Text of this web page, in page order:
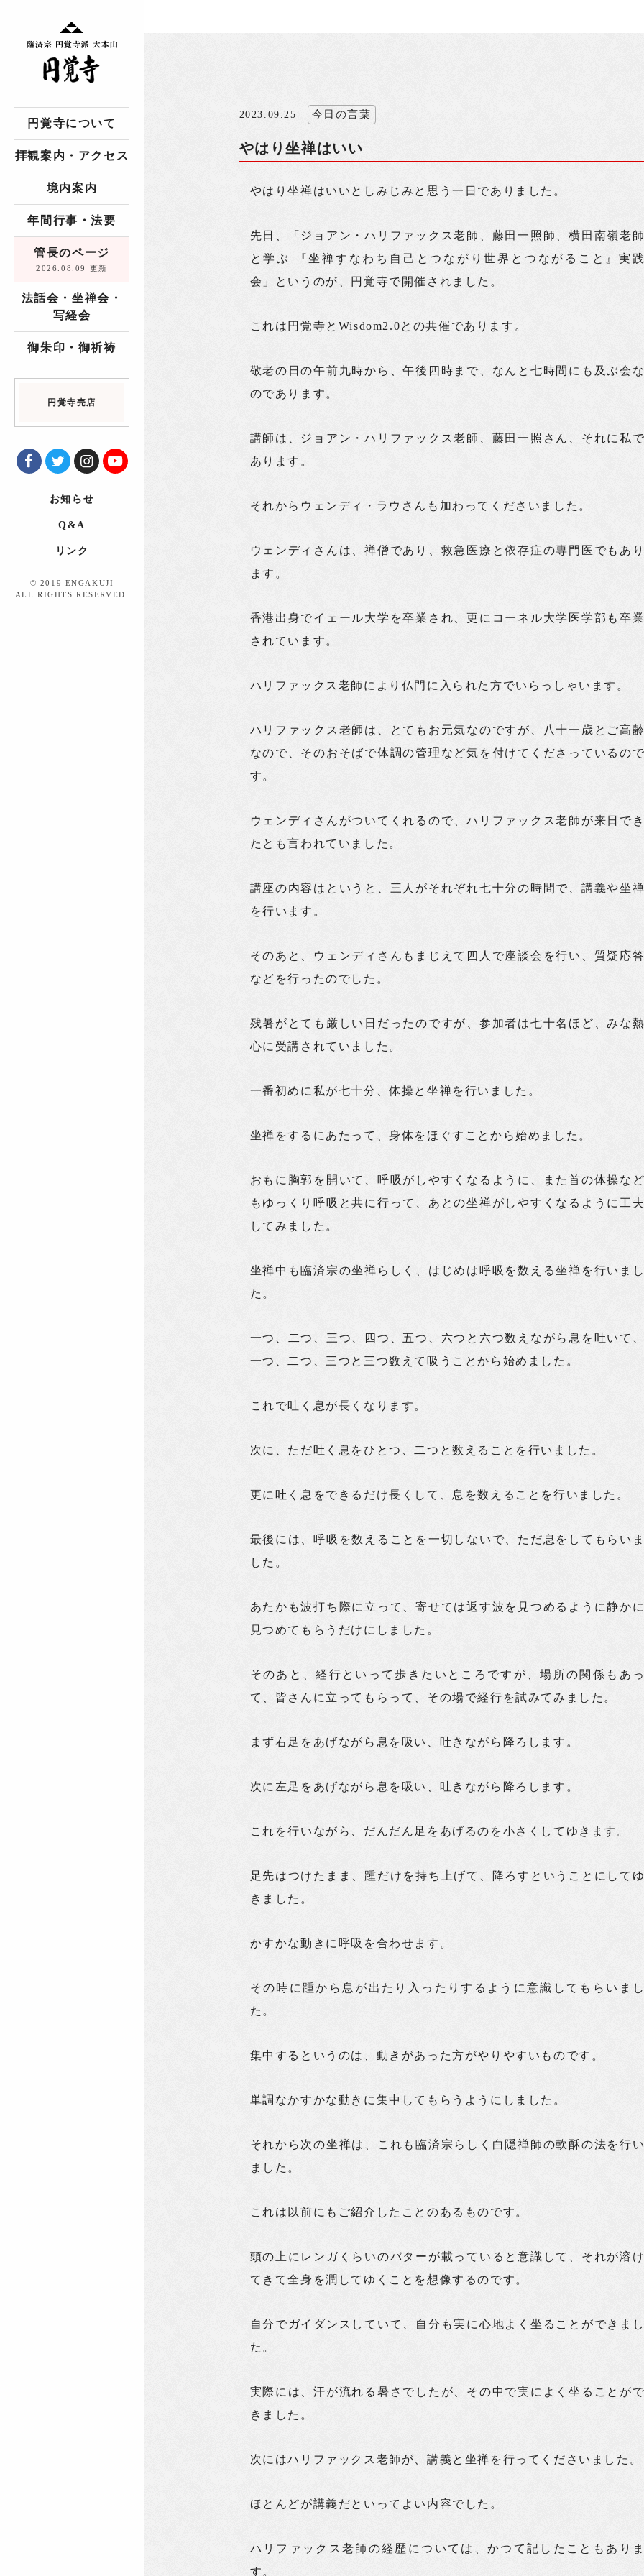
円覚寺について
拝観案内・アクセス
境内案内
年間行事・法要
管長のページ
2026.08.09 更新
法話会・坐禅会・
写経会
御朱印・御祈祷
円覚寺売店
お知らせ
Q&A
リンク
© 2019 ENGAKUJI
ALL RIGHTS RESERVED.
2023.09.25 今日の言葉
やはり坐禅はいい
やはり坐禅はいいとしみじみと思う一日でありました。
先日、「ジョアン・ハリファックス老師、藤田一照師、横田南嶺老
と学ぶ 『坐禅すなわち自己とつながり世界とつながること』実
会」というのが、円覚寺で開催されました。
これは円覚寺とWisdom2.0との共催であります。
敬老の日の午前九時から、午後四時まで、なんと七時間にも及ぶ会
のであります。
講師は、ジョアン・ハリファックス老師、藤田一照さん、それに私
あります。
それからウェンディ・ラウさんも加わってくださいました。
ウェンディさんは、禅僧であり、救急医療と依存症の専門医でもあ
ます。
香港出身でイェール大学を卒業され、更にコーネル大学医学部も卒
されています。
ハリファックス老師により仏門に入られた方でいらっしゃいます。
ハリファックス老師は、とてもお元気なのですが、八十一歳とご高
なので、そのおそばで体調の管理など気を付けてくださっているの
す。
ウェンディさんがついてくれるので、ハリファックス老師が来日で
たとも言われていました。
講座の内容はというと、三人がそれぞれ七十分の時間で、講義や坐
を行います。
そのあと、ウェンディさんもまじえて四人で座談会を行い、質疑応
などを行ったのでした。
残暑がとても厳しい日だったのですが、参加者は七十名ほど、みな
心に受講されていました。
一番初めに私が七十分、体操と坐禅を行いました。
坐禅をするにあたって、身体をほぐすことから始めました。
おもに胸郭を開いて、呼吸がしやすくなるように、また首の体操な
もゆっくり呼吸と共に行って、あとの坐禅がしやすくなるように工
してみました。
坐禅中も臨済宗の坐禅らしく、はじめは呼吸を数える坐禅を行いま
た。
一つ、二つ、三つ、四つ、五つ、六つと六つ数えながら息を吐いて
一つ、二つ、三つと三つ数えて吸うことから始めました。
これで吐く息が長くなります。
次に、ただ吐く息をひとつ、二つと数えることを行いました。
更に吐く息をできるだけ長くして、息を数えることを行いました。
最後には、呼吸を数えることを一切しないで、ただ息をしてもらい
した。
あたかも波打ち際に立って、寄せては返す波を見つめるように静か
見つめてもらうだけにしました。
そのあと、経行といって歩きたいところですが、場所の関係もあ
て、皆さんに立ってもらって、その場で経行を試みてみました。
まず右足をあげながら息を吸い、吐きながら降ろします。
次に左足をあげながら息を吸い、吐きながら降ろします。
これを行いながら、だんだん足をあげるのを小さくしてゆきます。
足先はつけたまま、踵だけを持ち上げて、降ろすということにして
きました。
かすかな動きに呼吸を合わせます。
その時に踵から息が出たり入ったりするように意識してもらいま
た。
集中するというのは、動きがあった方がやりやすいものです。
単調なかすかな動きに集中してもらうようにしました。
それから次の坐禅は、これも臨済宗らしく白隠禅師の軟酥の法を行
ました。
これは以前にもご紹介したことのあるものです。
頭の上にレンガくらいのバターが載っていると意識して、それが溶
てきて全身を潤してゆくことを想像するのです。
自分でガイダンスしていて、自分も実に心地よく坐ることができま
た。
実際には、汗が流れる暑さでしたが、その中で実によく坐ることが
きました。
次にはハリファックス老師が、講義と坐禅を行ってくださいました。
ほとんどが講義だといってよい内容でした。
ハリファックス老師の経歴については、かつて記したこともあり
す。